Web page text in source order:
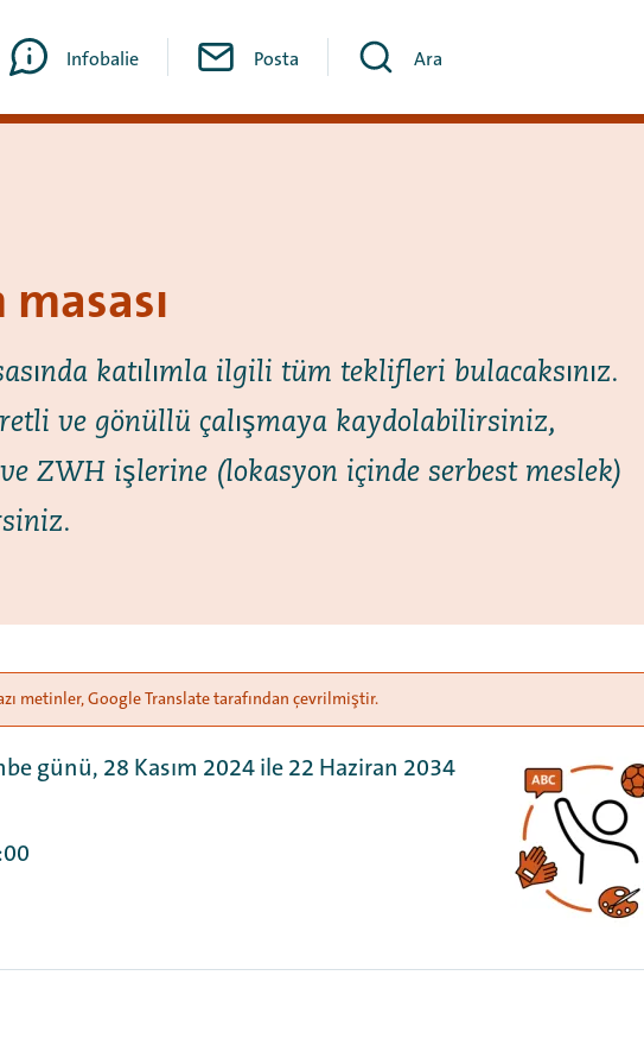
Infobalie Posta Ara
masası
katılımla ilgili tüm teklifleri bulacaksınız.
ve gönüllü çalışmaya kaydolabilirsiniz,
ZWH işlerine (lokasyon içinde serbest meslek)
metinler, Google Translate tarafından çevrilmiştir.
günü, 28 Kasım 2024 ile 22 Haziran 2034